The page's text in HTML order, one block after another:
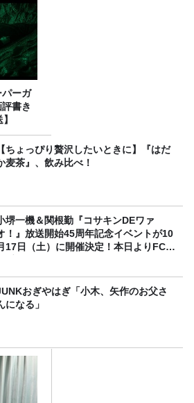
パーガ
書き
【ちょっぴり贅沢したいときに】『はだ
麦茶』、飲み比べ！
堺一機＆関根勤『コサキンDEワァ
！』放送開始45周年記念イベントが10
17日（土）に開催決定！本日よりFC先
おぎやはぎ「小木、矢作のお父さ
になる」